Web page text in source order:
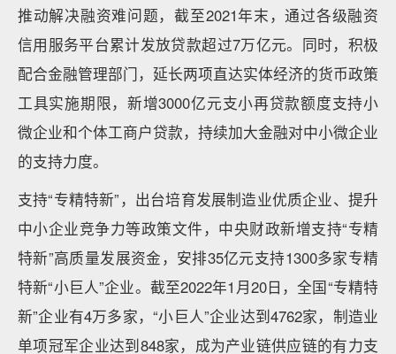
推动解决融资难问题，截至2021年末，通过各级融资
信用服务平台累计发放贷款超过7万亿元。同时，积极
配合金融管理部门，延长两项直达实体经济的货币政策
工具实施期限，新增3000亿元支小再贷款额度支持小
微企业和个体工商户贷款，持续加大金融对中小微企业
的支持力度。
支持“专精特新”，出台培育发展制造业优质企业、提升
中小企业竞争力等政策文件，中央财政新增支持“专精
特新”高质量发展资金，安排35亿元支持1300多家专精
特新“小巨人”企业。截至2022年1月20日，全国“专精特
新”企业有4万多家，“小巨人”企业达到4762家，制造业
单项冠军企业达到848家，成为产业链供应链的有力支